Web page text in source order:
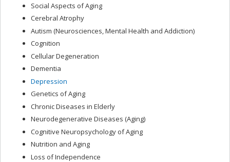
Social Aspects of Aging
Cerebral Atrophy
Autism (Neurosciences, Mental Health and Addiction)
Cognition
Cellular Degeneration
Dementia
Depression
Genetics of Aging
Chronic Diseases in Elderly
Neurodegenerative Diseases (Aging)
Cognitive Neuropsychology of Aging
Nutrition and Aging
Loss of Independence